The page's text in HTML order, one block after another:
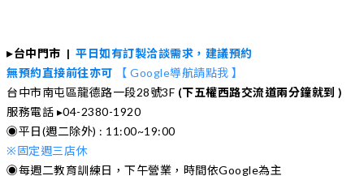
▸台中門市 | 平日如有訂製洽談需求，建議預約
無預約直接前往亦可
【 Google導航請點我 】
台中市南屯區龍德路一段28號3F (下五權西路交流道兩分鐘就到 )
服務電話 ▸04-2380-1920
◉平日(週二除外) : 11:00~19:00
※固定週三店休
◉每週二教育訓練日，下午營業，時間依Google為主